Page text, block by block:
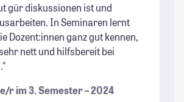
gür diskussionen ist und
In Seminaren lernt
Dozent:innen ganz gut kennen,
nett und hilfsbereit bei
r im 3. Semester – 2024